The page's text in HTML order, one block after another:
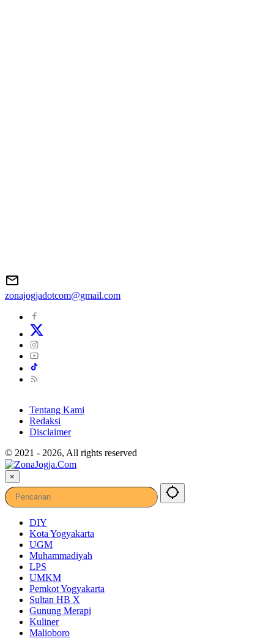
zonajogjadotcom@gmail.com
Tentang Kami
Redaksi
Disclaimer
© 2021 - 2026, All rights reserved
×
DIY
Kota Yogyakarta
UGM
Muhammadiyah
LPS
UMKM
Pemkot Yogyakarta
Sultan HB X
Gunung Merapi
Kuliner
Malioboro